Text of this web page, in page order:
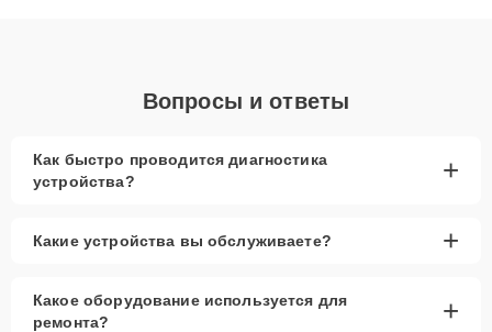
Вопросы и ответы
Как быстро проводится диагностика
устройства?
+
Какие устройства вы обслуживаете? +
Какое оборудование используется для
ремонта?
+